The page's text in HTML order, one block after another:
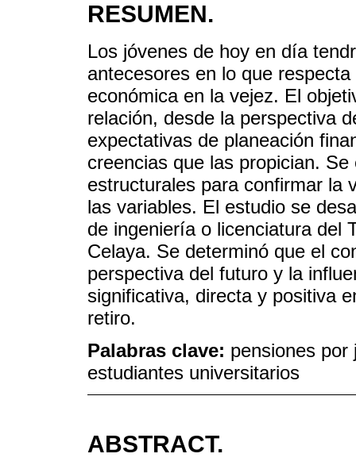
RESUMEN.
Los jóvenes de hoy en día
antecesores en lo que
económica en la vejez. El
relación, desde la perspectiva
expectativas de planeación
creencias que las propician.
estructurales para confirmar la
las variables. El estudio se
de ingeniería o licenciatura del
Celaya. Se determinó que el
perspectiva del futuro y la
significativa, directa y positiva
retiro.
Palabras clave: pensiones por
estudiantes universitarios
ABSTRACT.